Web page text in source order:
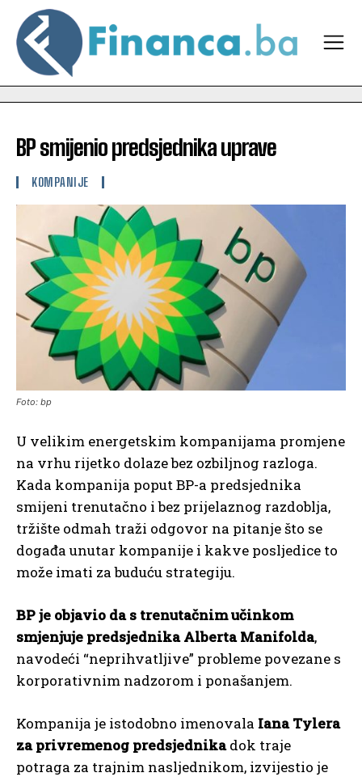
BP smijenio predsjednika uprave
KOMPANIJE
Foto: bp
U velikim energetskim kompanijama promjene
na vrhu rijetko dolaze bez ozbiljnog razloga.
Kada kompanija poput BP-a predsjednika
smijeni trenutačno i bez prijelaznog razdoblja,
tržište odmah traži odgovor na pitanje što se
događa unutar kompanije i kakve posljedice to
može imati za buduću strategiju.
BP je objavio da s trenutačnim učinkom
smjenjuje predsjednika Alberta Manifolda,
navodeći “neprihvatljive” probleme povezane s
korporativnim nadzorom i ponašanjem.
Kompanija je istodobno imenovala Iana Tylera
za privremenog predsjednikadok traje
potraga za trajnim nasljednikom, izvijestio je